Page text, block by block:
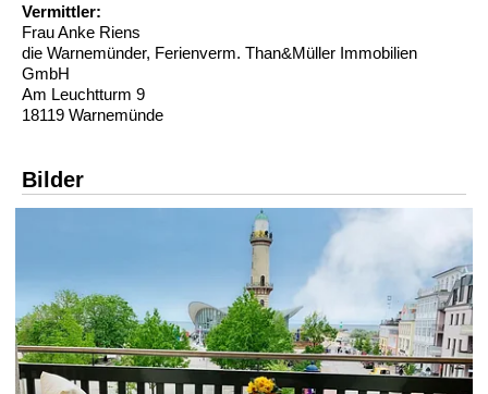
Vermittler:
Frau Anke Riens
die Warnemünder, Ferienverm. Than&Müller Immobilien
GmbH
Am Leuchtturm 9
18119 Warnemünde
Bilder